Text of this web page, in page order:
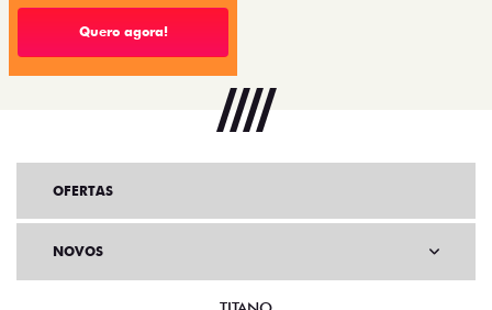
Quero agora!
OFERTAS
NOVOS